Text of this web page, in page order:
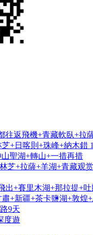
往返飛機+青藏軟臥+拉
+日喀則+珠峰+納木錯
聖湖+轉山+一措再措
芝+拉薩+羊湖+青藏观
出+賽里木湖+那拉提+
+新疆+茶卡鹽湖+敦煌
9天
度遊